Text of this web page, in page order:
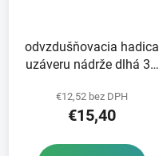
odvzdušňovacia hadica
uzáveru nádrže dlhá 36
€12,52 bez DPH
€15,40